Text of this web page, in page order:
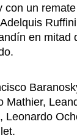
un
en mitad
Mathier,